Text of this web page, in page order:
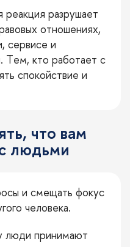
реакция разрушает
отношениях,
сервисе и
Тем, кто работает с
спокойствие и
что вам
людьми
и смещать фокус
человека.
люди принимают